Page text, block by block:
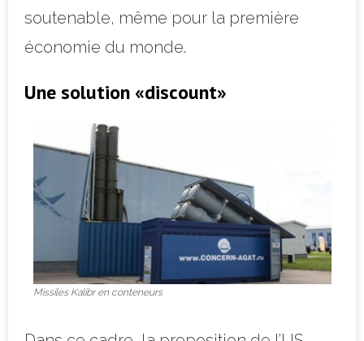
soutenable, même pour la première
économie du monde.
Une solution «discount»
Missiles Kalibr en conteneurs